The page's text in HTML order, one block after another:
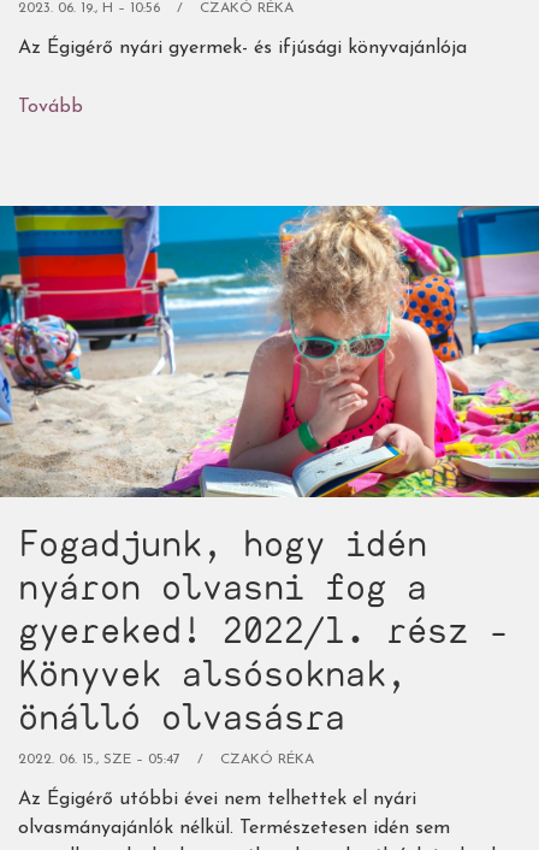
2023. 06. 19., H – 10:56 CZAKÓ RÉKA
Az Égigérő nyári gyermek- és ifjúsági könyvajánlója
Tovább
olvasni
fog
a
gyereked!
2023/1.
-
42
könyv
alsósoknak,
olvasásra)
Fogadjunk, hogy idén
nyáron olvasni fog a
gyereked! 2022/1. rész -
Könyvek alsósoknak,
önálló olvasásra
2022. 06. 15., SZE – 05:47 CZAKÓ RÉKA
Az Égigérő utóbbi évei nem telhettek el nyári
olvasmányajánlók nélkül. Természetesen idén sem